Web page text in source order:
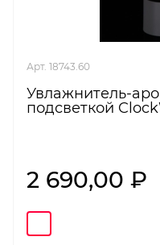
Арт. 18743.60
Увлажнитель-
подсветкой
2 690,00 ₽